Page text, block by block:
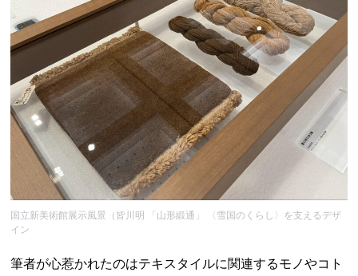
国立新美術館展示風景（皆川明 「山形緞通」 〈雪国のくらし〉を支えるデザ
イン
筆者が心惹かれたのはテキスタイルに関連するモノやコト